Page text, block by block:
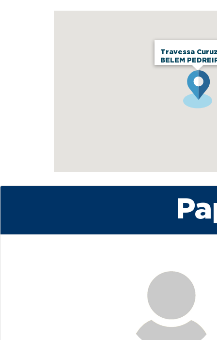
Travessa
BELEM